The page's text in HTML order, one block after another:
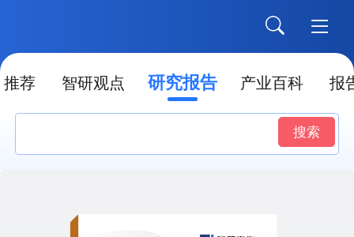
推荐 智研观点 研究报告 产业百科 报
搜索